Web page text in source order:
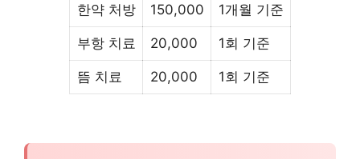
한약 처방 150,000 1개월 기준
부항 치료 20,000 1회 기준
뜸 치료 20,000 1회 기준